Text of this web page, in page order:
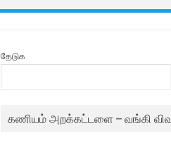
தேடுக
கணியம் அறக்கட்டளை – வங்கி